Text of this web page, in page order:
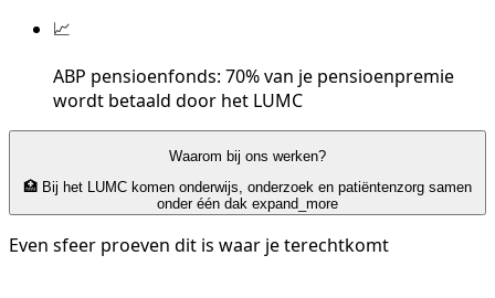
📈
ABP pensioenfonds: 70% van je pensioenpremie
wordt betaald door het LUMC
Waarom bij ons werken?
🏥 Bij het LUMC komen onderwijs, onderzoek en patiëntenzorg samen
onder één dak expand_more
Even sfeer proeven dit is waar je terechtkomt